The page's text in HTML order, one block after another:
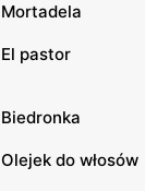
Mortadela
El pastor
Biedronka
Olejek do włosów